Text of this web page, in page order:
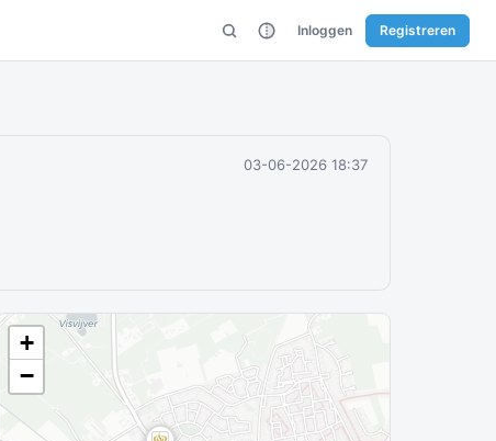
Inloggen Registreren
03-06-2026 18:37
+
−